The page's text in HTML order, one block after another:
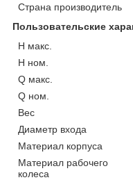
Страна производитель
Пользовательские
H макс.
H ном.
Q макс.
Q ном.
Вес
Диаметр входа
Материал корпуса
Материал рабочего
колеса